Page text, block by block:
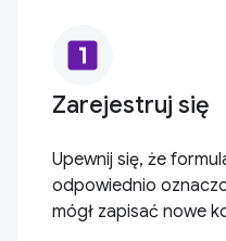
looks_one
Zarejestruj się
Upewnij się, że
odpowiednio
mógł zapisać nowe